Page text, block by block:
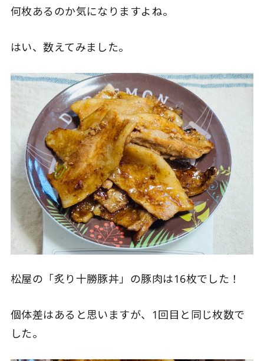
何枚あるのか気になりますよね。
はい、数えてみました。
松屋の「炙り十勝豚丼」の豚肉は16枚でした！
個体差はあると思いますが、1回目と同じ枚数で
した。